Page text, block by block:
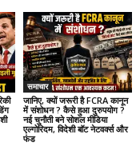
समाचार
जानिए, क्यों जरूरी है FCRA कानून
में संशोधन ? कैसे हुआ दुरुपयोग ?
नई चुनौती बने सोशल मीडिया
एल्गोरिदम, विदेशी बॉट नेटवर्क्स और
फंड